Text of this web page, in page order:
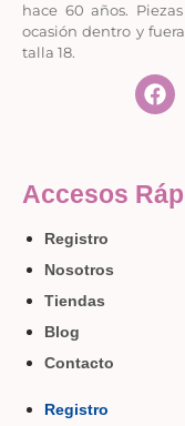
hace 60 años.
ocasión dentro y
talla 18.
Accesos
Registro
Nosotros
Tiendas
Blog
Contacto
Registro